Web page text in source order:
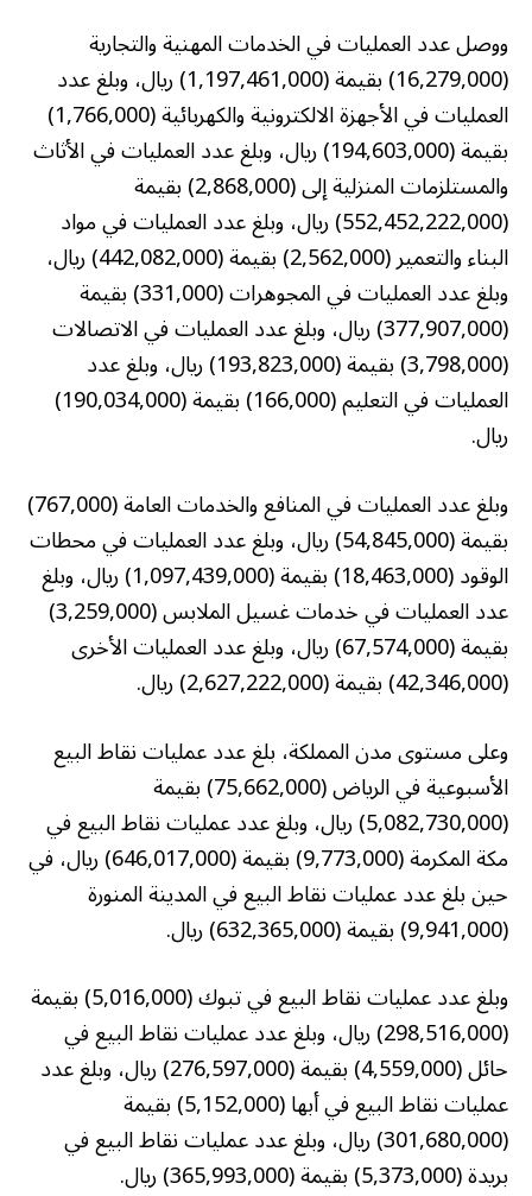
ووصل عدد العمليات في الخدمات المهنية والتجارية
(16,279,000) بقيمة (1,197,461,000) ريال، وبلغ عدد
العمليات في الأجهزة الالكترونية والكهربائية (1,766,000)
بقيمة (194,603,000) ريال، وبلغ عدد العمليات في الأثاث
والمستلزمات المنزلية إلى (2,868,000) بقيمة
(552,452,222,000) ريال، وبلغ عدد العمليات في مواد
البناء والتعمير (2,562,000) بقيمة (442,082,000) ريال،
وبلغ عدد العمليات في المجوهرات (331,000) بقيمة
(377,907,000) ريال، وبلغ عدد العمليات في الاتصالات
(3,798,000) بقيمة (193,823,000) ريال، وبلغ عدد
العمليات في التعليم (166,000) بقيمة (190,034,000)
ريال.
وبلغ عدد العمليات في المنافع والخدمات العامة (767,000)
بقيمة (54,845,000) ريال، وبلغ عدد العمليات في محطات
الوقود (18,463,000) بقيمة (1,097,439,000) ريال، وبلغ
عدد العمليات في خدمات غسيل الملابس (3,259,000)
بقيمة (67,574,000) ريال، وبلغ عدد العمليات الأخرى
(42,346,000) بقيمة (2,627,222,000) ريال.
وعلى مستوى مدن المملكة، بلغ عدد عمليات نقاط البيع
الأسبوعية في الرياض (75,662,000) بقيمة
(5,082,730,000) ريال، وبلغ عدد عمليات نقاط البيع في
مكة المكرمة (9,773,000) بقيمة (646,017,000) ريال، في
حين بلغ عدد عمليات نقاط البيع في المدينة المنورة
(9,941,000) بقيمة (632,365,000) ريال.
وبلغ عدد عمليات نقاط البيع في تبوك (5,016,000) بقيمة
(298,516,000) ريال، وبلغ عدد عمليات نقاط البيع في
حائل (4,559,000) بقيمة (276,597,000) ريال، وبلغ عدد
عمليات نقاط البيع في أبها (5,152,000) بقيمة
(301,680,000) ريال، وبلغ عدد عمليات نقاط البيع في
بريدة (5,373,000) بقيمة (365,993,000) ريال.